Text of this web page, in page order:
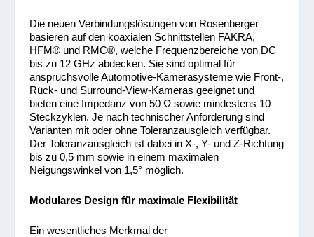
Die neuen Verbindungslösungen von Rosenberger
basieren auf den koaxialen Schnittstellen FAKRA,
HFM® und RMC®, welche Frequenzbereiche von DC
bis zu 12 GHz abdecken. Sie sind optimal für
anspruchsvolle Automotive-Kamerasysteme wie Front-,
Rück- und Surround-View-Kameras geeignet und
bieten eine Impedanz von 50 Ω sowie mindestens 10
Steckzyklen. Je nach technischer Anforderung sind
Varianten mit oder ohne Toleranzausgleich verfügbar.
Der Toleranzausgleich ist dabei in X-, Y- und Z-Richtung
bis zu 0,5 mm sowie in einem maximalen
Neigungswinkel von 1,5° möglich.
Modulares Design für maximale Flexibilität
Ein wesentliches Merkmal der